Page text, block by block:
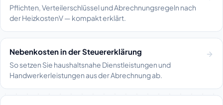
Pflichten, Verteilerschlüssel und Abrechnungsregeln nach
der HeizkostenV — kompakt erklärt.
Nebenkosten in der Steuererklärung
So setzen Sie haushaltsnahe Dienstleistungen und
Handwerkerleistungen aus der Abrechnung ab.